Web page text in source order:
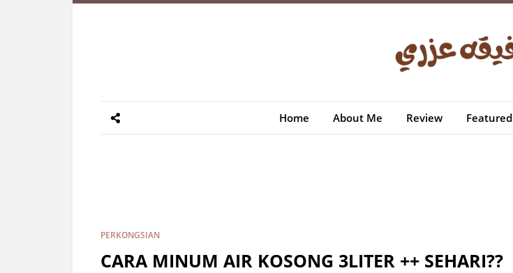
Home About Me Review Featured
PERKONGSIAN
CARA MINUM AIR KOSONG 3LITER ++ SEHARI??